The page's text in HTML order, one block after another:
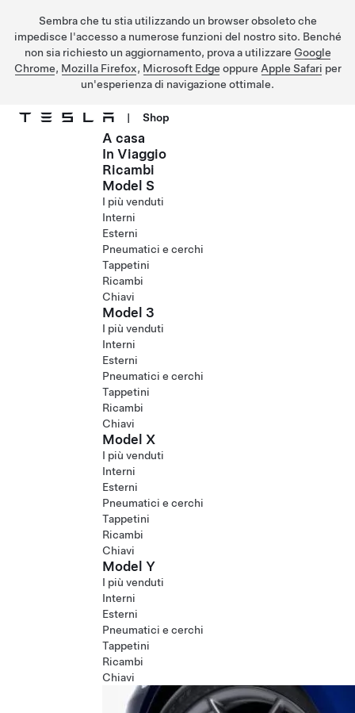
Sembra che tu stia utilizzando un browser obsoleto che
impedisce l'accesso a numerose funzioni del nostro sito. Benché
non sia richiesto un aggiornamento, prova a utilizzare Google
Chrome, Mozilla Firefox, Microsoft Edge oppure Apple Safari per
un'esperienza di navigazione ottimale.
Passa al contenuto principale
| Shop
A casa
In Viaggio
Ricambi
Model S
I più venduti
Interni
Esterni
Pneumatici e cerchi
Tappetini
Ricambi
Chiavi
Model 3
I più venduti
Interni
Esterni
Pneumatici e cerchi
Tappetini
Ricambi
Chiavi
Model X
I più venduti
Interni
Esterni
Pneumatici e cerchi
Tappetini
Ricambi
Chiavi
Model Y
I più venduti
Interni
Esterni
Pneumatici e cerchi
Tappetini
Ricambi
Chiavi